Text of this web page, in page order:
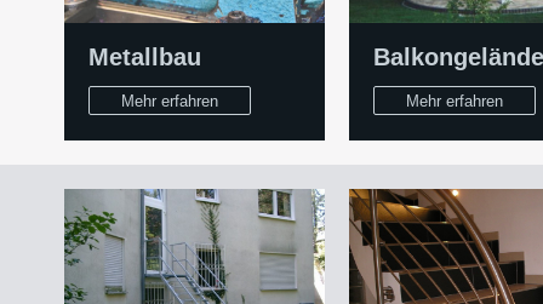
Metallbau
Mehr erfahren Mehr erfahren